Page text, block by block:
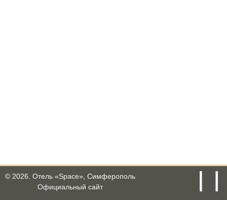
© 2026. Отель «Space», Симферополь
Официальный сайт